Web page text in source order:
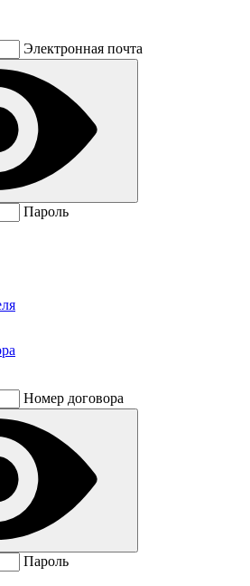
Электронная почта
Пароль
Номер договора
Пароль